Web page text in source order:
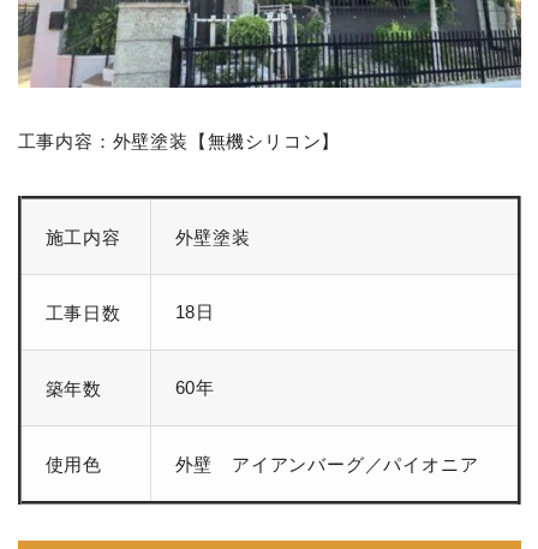
工事内容：外壁塗装【無機シリコン】
施工内容 外壁塗装
工事日数 18日
築年数 60年
使用色 外壁 アイアンバーグ／パイオニア